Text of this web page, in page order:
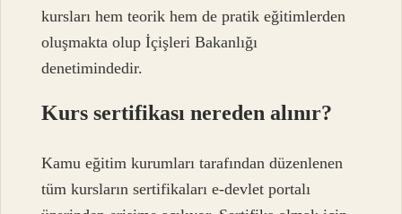
kursları hem teorik hem de pratik eğitimlerden
oluşmakta olup İçişleri Bakanlığı
denetimindedir.
Kurs sertifikası nereden alınır?
Kamu eğitim kurumları tarafından düzenlenen
tüm kursların sertifikaları e-devlet portalı